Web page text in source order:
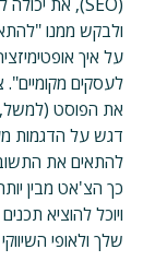
ולבקש ממנו
על איך
לעסקים מקומיים".
את הפוסט (למשל,
דגש על הדגמות
להתאים את
כך הצ'אט מבין
ויוכל להוציא
שלך ולאופי